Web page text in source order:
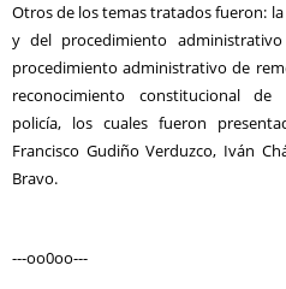
Otros de los temas tratados fueron:
y del procedimiento
procedimiento administrativo de
reconocimiento constitucional
policía, los cuales fueron
Francisco Gudiño Verduzco, Iván
Bravo.
---oo0oo---